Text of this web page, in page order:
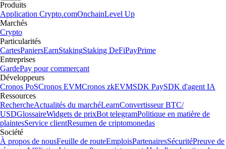
Produits
Application Crypto.comOnchainLevel Up
Marchés
Crypto
Particularités
CartesPaniersEarnStakingStaking DeFiPayPrime
Entreprises
GardePay pour commerçant
Développeurs
Cronos PoSCronos EVMCronos zkEVMSDK PaySDK d'agent IA
Ressources
RechercheActualités du marchéLearnConvertisseur BTC/
USDGlossaireWidgets de prixBot telegramPolitique en matière de
plaintesService clientResumen de criptomonedas
Société
À propos de nousFeuille de routeEmploisPartenairesSécuritéPreuve de